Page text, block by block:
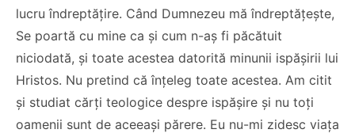
lucru îndreptățire. Când Dumnezeu mă îndreptățește,
Se poartă cu mine ca și cum n-aș fi păcătuit
niciodată, și toate acestea datorită minunii ispășirii lui
Hristos. Nu pretind că înțeleg toate acestea. Am citit
și studiat cărți teologice despre ispășire și nu toți
oamenii sunt de aceeași părere. Eu nu-mi zidesc viața